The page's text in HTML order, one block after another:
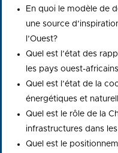
En quoi le modèle de
une source
l’Ouest?
Quel est l’état des
les pays ouest-
Quel est l’état de la
énergétiques et
Quel est le rôle de la
infrastructures dans
Quel est le